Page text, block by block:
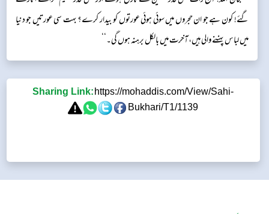
گئے! کون ہے جو ان حجروں میں سوئی ہوئی عورتوں کو بیدار کرے؟ بہت سی عورتیں جو دنیا
میں لباس پہننے والی ہیں، آخرت میں بالکل برہنہ ہوں گی۔‘‘
Sharing Link: https://mohaddis.com/View/Sahi-
Bukhari/T1/1139